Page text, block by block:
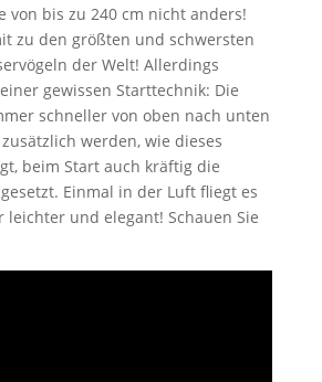
von bis zu 240 cm nicht anders!
zu den größten und schwersten
der Welt! Allerdings
gewissen Starttechnik: Die
schneller von oben nach unten
werden, wie dieses
beim Start auch kräftig die
Einmal in der Luft fliegt es
leichter und elegant! Schauen Sie